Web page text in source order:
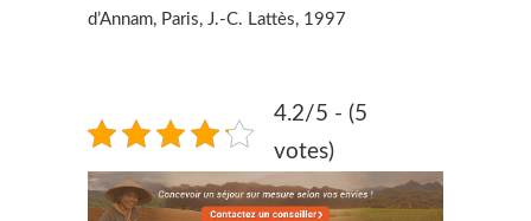
d’Annam, Paris, J.-C. Lattès,‎ 1997
4.2/5 - (5
votes)